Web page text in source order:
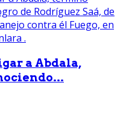
a Abdala,